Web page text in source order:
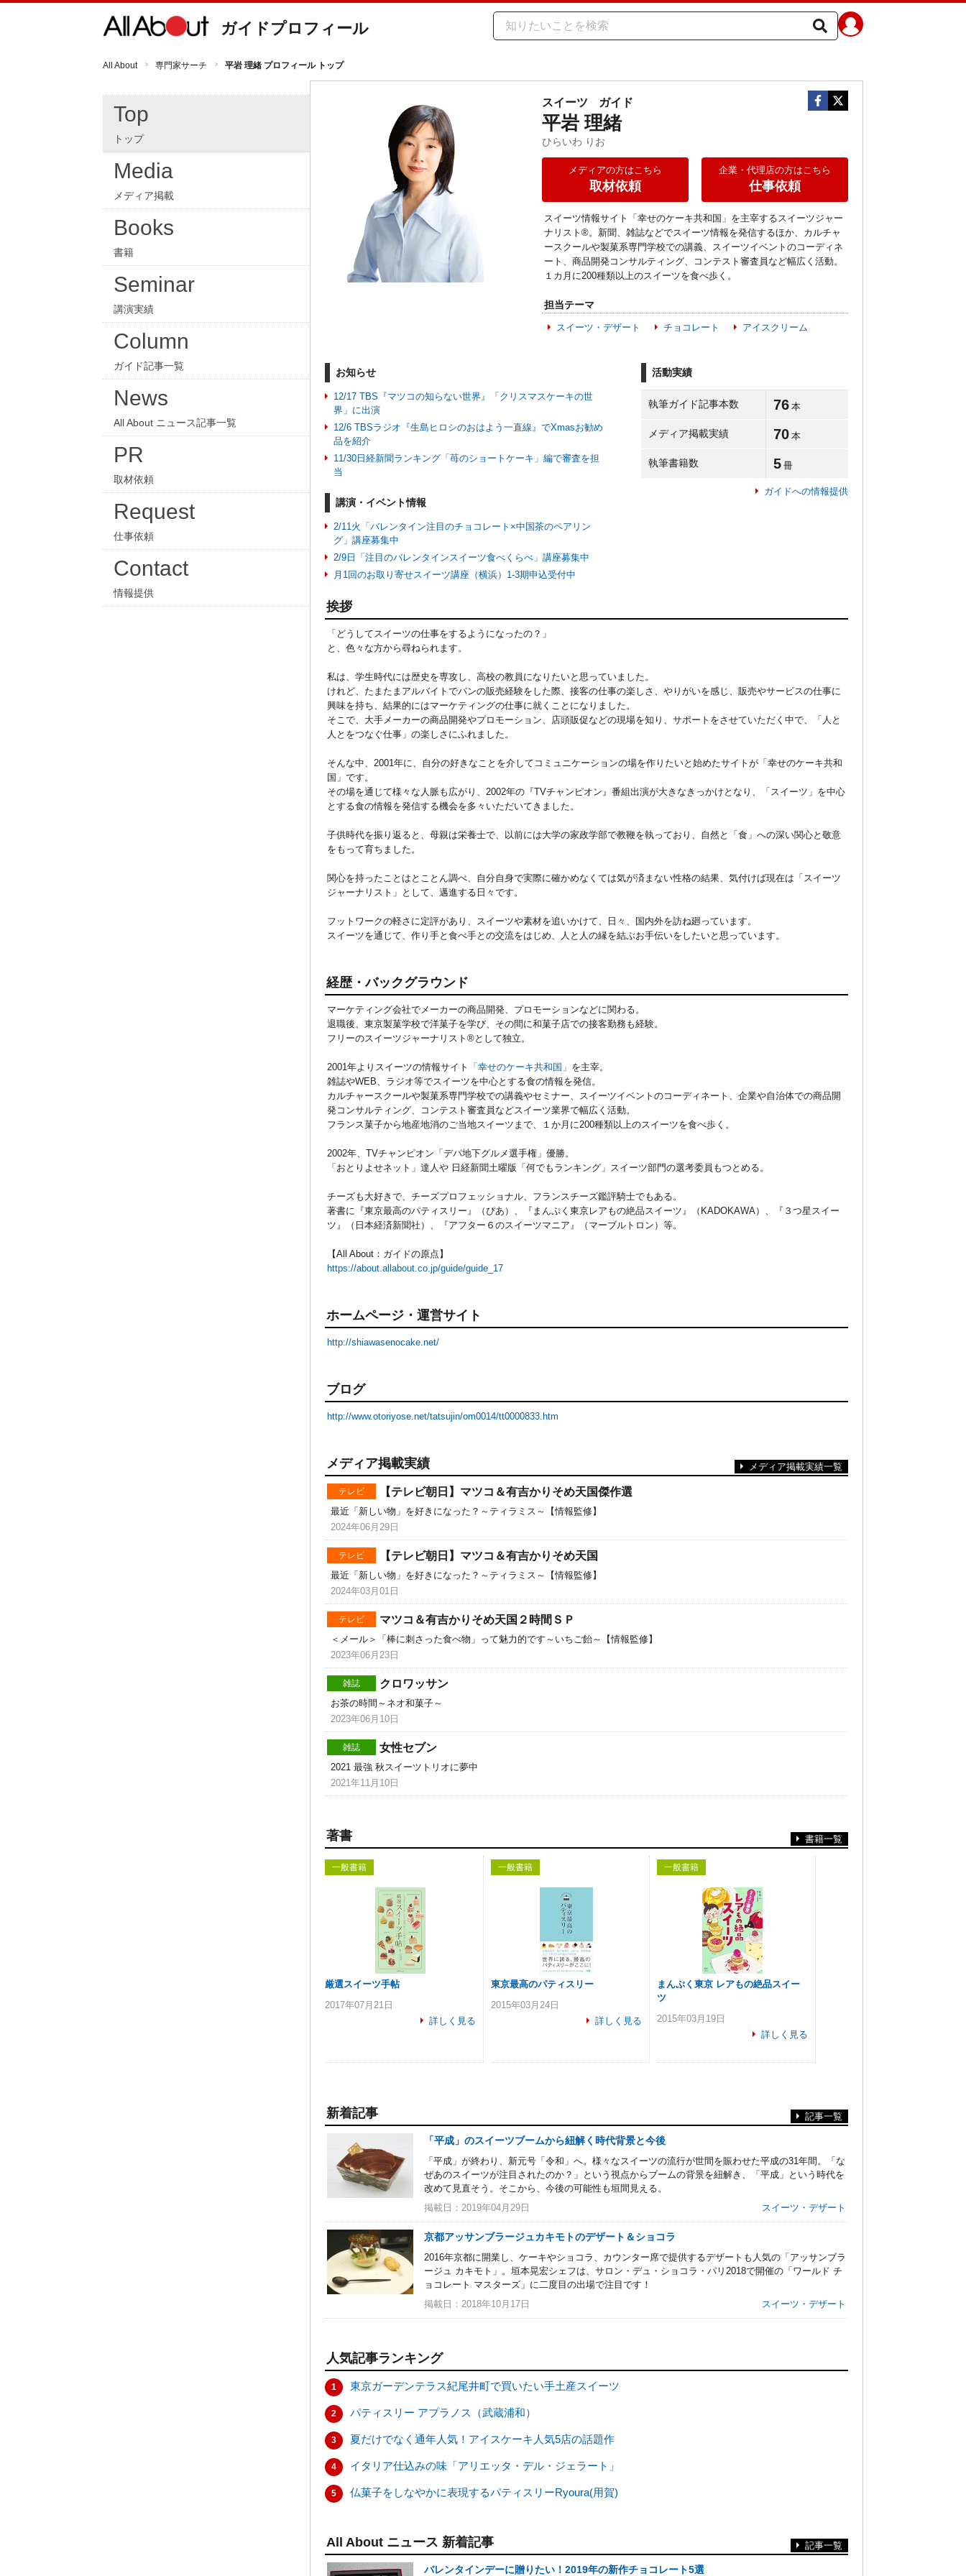
ガイドプロフィール
All About 専門家サーチ 平岩 理緒 プロフィール トップ
Top
トップ
Media
メディア掲載
Books
書籍
Seminar
講演実績
Column
ガイド記事一覧
News
All About ニュース記事一覧
PR
取材依頼
Request
仕事依頼
Contact
情報提供
スイーツ ガイド
平岩 理緒
ひらいわ りお
メディアの方はこちら
取材依頼
企業・代理店の方はこちら
仕事依頼
スイーツ情報サイト「幸せのケーキ共和国」を主宰するスイーツジャー
ナリスト®。新聞、雑誌などでスイーツ情報を発信するほか、カルチャ
ースクールや製菓系専門学校での講義、スイーツイベントのコーディネ
ート、商品開発コンサルティング、コンテスト審査員など幅広く活動。
１カ月に200種類以上のスイーツを食べ歩く。
担当テーマ
スイーツ・デザート チョコレート アイスクリーム
お知らせ
12/17 TBS『マツコの知らない世界』「クリスマスケーキの世
界」に出演
12/6 TBSラジオ『生島ヒロシのおはよう一直線』でXmasお勧め
品を紹介
11/30日経新聞ランキング「苺のショートケーキ」編で審査を担
当
講演・イベント情報
2/11火「バレンタイン注目のチョコレート×中国茶のペアリン
グ」講座募集中
2/9日「注目のバレンタインスイーツ食べくらべ」講座募集中
月1回のお取り寄せスイーツ講座（横浜）1-3期申込受付中
活動実績
執筆ガイド記事本数 76 本
メディア掲載実績 70 本
執筆書籍数 5 冊
ガイドへの情報提供
挨拶
「どうしてスイーツの仕事をするようになったの？」
と、色々な方から尋ねられます。
私は、学生時代には歴史を専攻し、高校の教員になりたいと思っていました。
けれど、たまたまアルバイトでパンの販売経験をした際、接客の仕事の楽しさ、やりがいを感じ、販売やサービスの仕事に
興味を持ち、結果的にはマーケティングの仕事に就くことになりました。
そこで、大手メーカーの商品開発やプロモーション、店頭販促などの現場を知り、サポートをさせていただく中で、「人と
人とをつなぐ仕事」の楽しさにふれました。
そんな中、2001年に、自分の好きなことを介してコミュニケーションの場を作りたいと始めたサイトが「幸せのケーキ共和
国」です。
その場を通じて様々な人脈も広がり、2002年の『TVチャンピオン』番組出演が大きなきっかけとなり、「スイーツ」を中心
とする食の情報を発信する機会を多々いただいてきました。
子供時代を振り返ると、母親は栄養士で、以前には大学の家政学部で教鞭を執っており、自然と「食」への深い関心と敬意
をもって育ちました。
関心を持ったことはとことん調べ、自分自身で実際に確かめなくては気が済まない性格の結果、気付けば現在は「スイーツ
ジャーナリスト」として、邁進する日々です。
フットワークの軽さに定評があり、スイーツや素材を追いかけて、日々、国内外を訪ね廻っています。
スイーツを通じて、作り手と食べ手との交流をはじめ、人と人の縁を結ぶお手伝いをしたいと思っています。
経歴・バックグラウンド
マーケティング会社でメーカーの商品開発、プロモーションなどに関わる。
退職後、東京製菓学校で洋菓子を学び、その間に和菓子店での接客勤務も経験。
フリーのスイーツジャーナリスト®として独立。
2001年よりスイーツの情報サイト 「幸せのケーキ共和国」 を主宰。
雑誌やWEB、ラジオ等でスイーツを中心とする食の情報を発信。
カルチャースクールや製菓系専門学校での講義やセミナー、スイーツイベントのコーディネート、企業や自治体での商品開
発コンサルティング、コンテスト審査員などスイーツ業界で幅広く活動。
フランス菓子から地産地消のご当地スイーツまで、１か月に200種類以上のスイーツを食べ歩く。
2002年、TVチャンピオン「デパ地下グルメ選手権」優勝。
「おとりよせネット」達人や 日経新聞土曜版「何でもランキング」スイーツ部門の選考委員もつとめる。
チーズも大好きで、チーズプロフェッショナル、フランスチーズ鑑評騎士でもある。
著書に『東京最高のパティスリー』（ぴあ）、『まんぷく東京レアもの絶品スイーツ』（KADOKAWA）、『３つ星スイー
ツ』（日本経済新聞社）、『アフター６のスイーツマニア』（マーブルトロン）等。
【All About：ガイドの原点】
https://about.allabout.co.jp/guide/guide_17
ホームページ・運営サイト
http://shiawasenocake.net/
ブログ
http://www.otoriyose.net/tatsujin/om0014/tt0000833.htm
メディア掲載実績 メディア掲載実績一覧
テレビ 【テレビ朝日】マツコ＆有吉かりそめ天国傑作選
最近「新しい物」を好きになった？～ティラミス～【情報監修】
2024年06月29日
テレビ 【テレビ朝日】マツコ＆有吉かりそめ天国
最近「新しい物」を好きになった？～ティラミス～【情報監修】
2024年03月01日
テレビ マツコ＆有吉かりそめ天国２時間ＳＰ
＜メール＞「棒に刺さった食べ物」って魅力的です～いちご飴～【情報監修】
2023年06月23日
雑誌 クロワッサン
お茶の時間～ネオ和菓子～
2023年06月10日
雑誌 女性セブン
2021 最強 秋スイーツトリオに夢中
2021年11月10日
著書 書籍一覧
一般書籍
厳選スイーツ手帖
2017年07月21日
詳しく見る
一般書籍
東京最高のパティスリー
2015年03月24日
詳しく見る
一般書籍
まんぷく東京 レアもの絶品スイー
ツ
2015年03月19日
詳しく見る
新着記事 記事一覧
「平成」のスイーツブームから紐解く時代背景と今後
「平成」が終わり、新元号「令和」へ。様々なスイーツの流行が世間を賑わせた平成の31年間。「な
ぜあのスイーツが注目されたのか？」という視点からブームの背景を紐解き、「平成」という時代を
改めて見直そう。そこから、今後の可能性も垣間見える。
掲載日：2019年04月29日
スイーツ・デザート
京都アッサンブラージュカキモトのデザート＆ショコラ
2016年京都に開業し、ケーキやショコラ、カウンター席で提供するデザートも人気の「アッサンブラ
ージュ カキモト」。垣本晃宏シェフは、サロン・デュ・ショコラ・パリ2018で開催の「ワールド チ
ョコレート マスターズ」に二度目の出場で注目です！
掲載日：2018年10月17日
スイーツ・デザート
人気記事ランキング
1 東京ガーデンテラス紀尾井町で買いたい手土産スイーツ
2 パティスリー アプラノス（武蔵浦和）
3 夏だけでなく通年人気！アイスケーキ人気5店の話題作
4 イタリア仕込みの味「アリエッタ・デル・ジェラート」
5 仏菓子をしなやかに表現するパティスリーRyoura(用賀)
All About ニュース 新着記事 記事一覧
バレンタインデーに贈りたい！2019年の新作チョコレート5選